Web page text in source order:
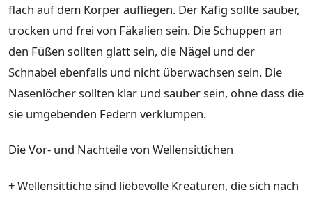
flach auf dem Körper aufliegen. Der Käfig sollte sauber,
trocken und frei von Fäkalien sein. Die Schuppen an
den Füßen sollten glatt sein, die Nägel und der
Schnabel ebenfalls und nicht überwachsen sein. Die
Nasenlöcher sollten klar und sauber sein, ohne dass die
sie umgebenden Federn verklumpen.
Die Vor- und Nachteile von Wellensittichen
+ Wellensittiche sind liebevolle Kreaturen, die sich nach